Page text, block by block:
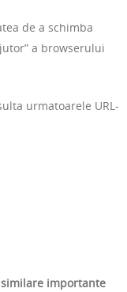
de a schimba
a browserului
urmatoarele URL-
importante